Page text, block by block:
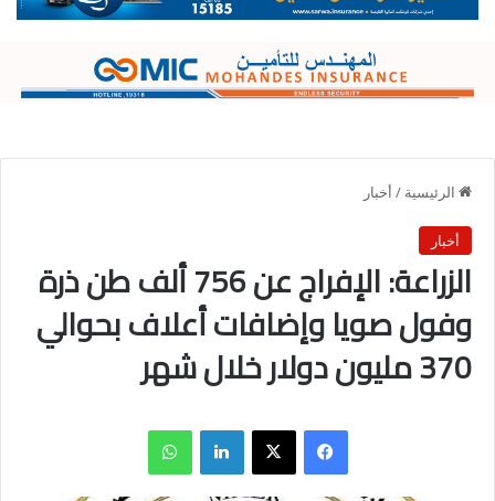
الرئيسية / أخبار
أخبار
الزراعة: الإفراج عن 756 ألف طن ذرة
وفول صويا وإضافات أعلاف بحوالي
370 مليون دولار خلال شهر
فيسبوك X لينكدإن